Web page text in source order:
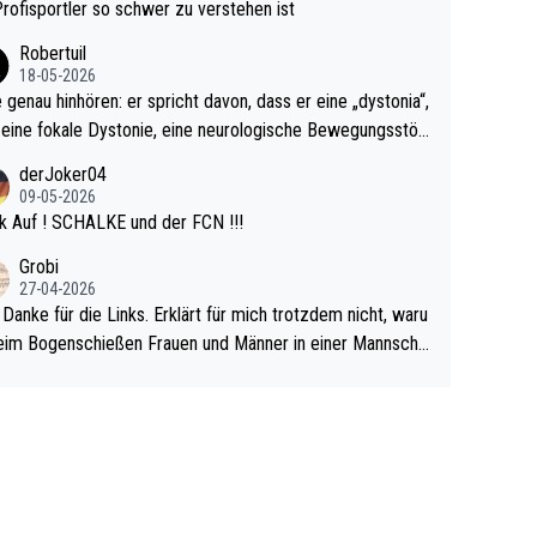
so schwer zu verstehen ist
Robertuil
18-05-2026
genau hinhören: er spricht davon, dass er eine „dystonia“,
fokale Dystonie, eine neurologische Bewegungsstör
im Arm hat. Und, dass Medikamente ihm helfen! Ich gl
immer noch, dass sehr viele der Dartits-Fälle fälschlich p
könnten teils wirksam behandelt werden! Dafür müsst
nur zum Neurologen und nicht zum Mentaltrainer gehe
derJoker04
09-05-2026
Auf ! SCHALKE und der FCN !!!
Grobi
27-04-2026
Danke für die Links. Erklärt für mich trotzdem nicht, waru
Bogenschießen Frauen und Männer in einer Mannscha